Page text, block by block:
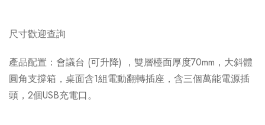
尺寸歡迎查詢
產品配置：會議台 (可升降) ，雙層檯面厚度70mm，大斜體
圓角支撐箱，桌面含1組電動翻轉插座，含三個萬能電源插
頭，2個USB充電口。